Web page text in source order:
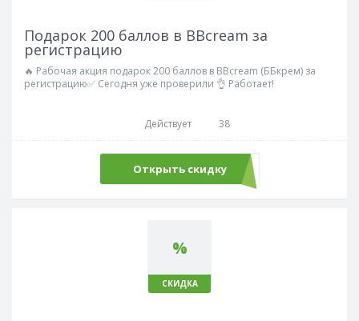
Подарок 200 баллов в BBcream за
регистрацию
🔥 Рабочая акция подарок 200 баллов в BBcream (ББкрем) за
регистрацию✅ Сегодня уже проверили 👌 Работает!
Действует 38
Открыть скидку
%
СКИДКА